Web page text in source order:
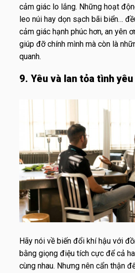
cảm giác lo lắng. Những hoạt
leo núi hay dọn sạch bãi biển…
cảm giác hạnh phúc hơn, an yên
giúp đỡ chính mình mà còn là
quanh.
9. Yêu và lan tỏa tình yêu
Hãy nói về biến đổi khí hậu với
bằng giọng điệu tích cực để cả
cùng nhau. Nhưng nên cẩn thận